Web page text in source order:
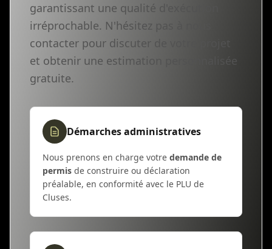
garantissant une qualité d'exécution
irréprochable. N'hésitez pas à nous
contacter pour discuter de votre projet
et obtenir une estimation personnalisée
gratuite.
Démarches administratives
Nous prenons en charge votre demande de
permis de construire ou déclaration
préalable, en conformité avec le PLU de
Cluses.